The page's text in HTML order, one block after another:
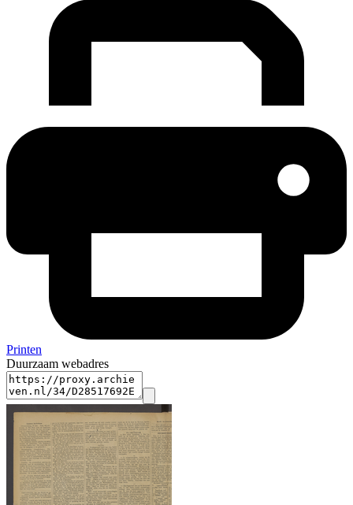
Printen
Duurzaam webadres